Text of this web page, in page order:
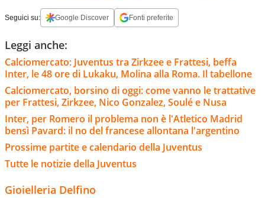
Seguici su: Google Discover Fonti preferite
Leggi anche:
Calciomercato: Juventus tra Zirkzee e Frattesi, beffa
Inter, le 48 ore di Lukaku, Molina alla Roma. Il tabellone
Calciomercato, borsino di oggi: come vanno le trattative
per Frattesi, Zirkzee, Nico Gonzalez, Soulé e Nusa
Inter, per Romero il problema non è l'Atletico Madrid
bensì Pavard: il no del francese allontana l'argentino
Prossime partite e calendario della Juventus
Tutte le notizie della Juventus
Gioielleria Delfino